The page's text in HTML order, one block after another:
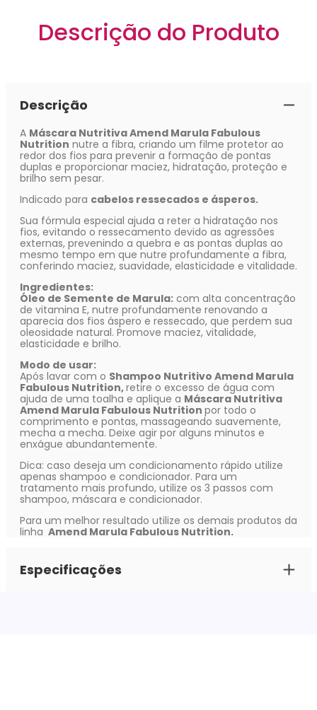
Descrição do Produto
Descrição
A Máscara Nutritiva Amend Marula Fabulous
Nutrition nutre a fibra, criando um filme protetor ao
redor dos fios para prevenir a formação de pontas
duplas e proporcionar maciez, hidratação, proteção e
brilho sem pesar.
Indicado para cabelos ressecados e ásperos.
Sua fórmula especial ajuda a reter a hidratação nos
fios, evitando o ressecamento devido as agressões
externas, prevenindo a quebra e as pontas duplas ao
mesmo tempo em que nutre profundamente a fibra,
conferindo maciez, suavidade, elasticidade e vitalidade.
Ingredientes:
Óleo de Semente de Marula: com alta concentração
de vitamina E, nutre profundamente renovando a
aparecia dos fios áspero e ressecado, que perdem sua
oleosidade natural. Promove maciez, vitalidade,
elasticidade e brilho.
Modo de usar:
Após lavar com o Shampoo Nutritivo Amend Marula
Fabulous Nutrition,retire o excesso de água com
ajuda de uma toalha e aplique a Máscara Nutritiva
Amend Marula Fabulous Nutrition por todo o
comprimento e pontas, massageando suavemente,
mecha a mecha. Deixe agir por alguns minutos e
enxágue abundantemente.
Dica: caso deseja um condicionamento rápido utilize
apenas shampoo e condicionador. Para um
tratamento mais profundo, utilize os 3 passos com
shampoo, máscara e condicionador.
Para um melhor resultado utilize os demais produtos da
linha Amend Marula Fabulous Nutrition.
Especificações